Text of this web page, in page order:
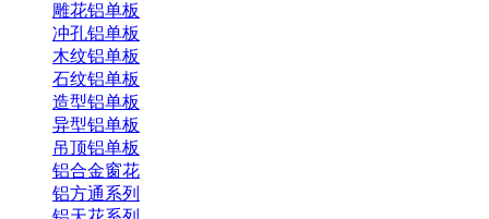
雕花铝单板
冲孔铝单板
木纹铝单板
石纹铝单板
造型铝单板
异型铝单板
吊顶铝单板
铝合金窗花
铝方通系列